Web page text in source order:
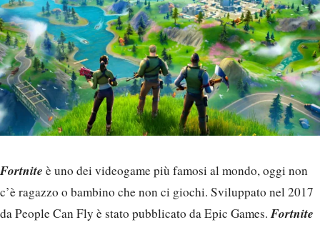
Fortnite è uno dei videogame più famosi al mondo, oggi non
c’è ragazzo o bambino che non ci giochi. Sviluppato nel 2017
da People Can Fly è stato pubblicato da Epic Games.Fortnite